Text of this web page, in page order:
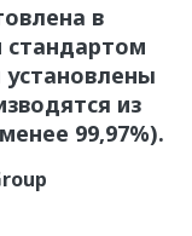
в
стандартом
установлены
из
99,97%).